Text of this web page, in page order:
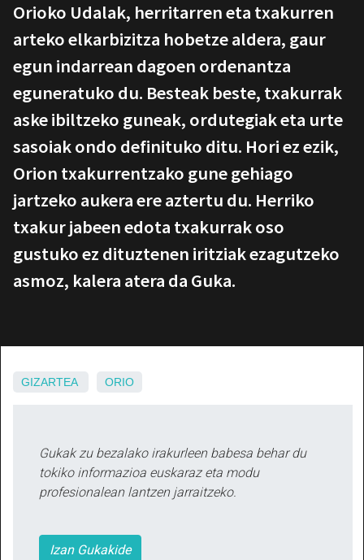
Orioko Udalak, herritarren eta txakurren
arteko elkarbizitza hobetze aldera, gaur
egun indarrean dagoen ordenantza
eguneratuko du. Besteak beste, txakurrak
aske ibiltzeko guneak, ordutegiak eta urte
sasoiak ondo definituko ditu. Hori ez ezik,
Orion txakurrentzako gune gehiago
jartzeko aukera ere aztertu du. Herriko
txakur jabeen edota txakurrak oso
gustuko ez dituztenen iritziak ezagutzeko
asmoz, kalera atera da Guka.
GIZARTEA ORIO
Gukak zu bezalako irakurleen babesa behar du
tokiko informazioa euskaraz eta modu
profesionalean lantzen jarraitzeko.
Izan Gukakide